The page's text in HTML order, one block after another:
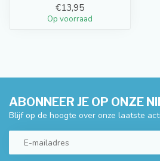
€13,95
Op voorraad
ABONNEER JE OP ONZE
Blijf op de hoogte over onze laatste